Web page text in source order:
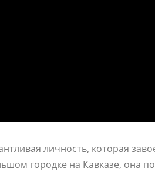
личность, которая
городке на Кавказе, она